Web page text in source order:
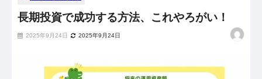
長期投資で成功する方法、これやろがい！
2025年9月24日 2025年9月24日